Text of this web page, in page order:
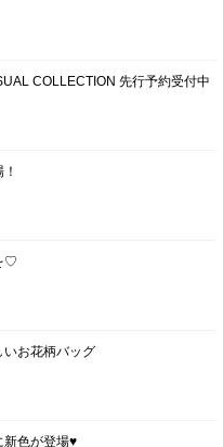
COLLECTION 先行予約受付中
♡
お花柄バッグ
新色が登場♥